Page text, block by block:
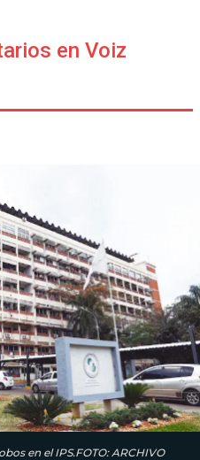
en Voiz
en el IPS.FOTO: ARCHIVO